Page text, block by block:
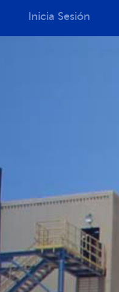
Inicia Sesión